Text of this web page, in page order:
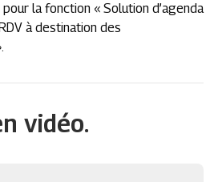
la fonction « Solution d’agenda
à destination des
vidéo.